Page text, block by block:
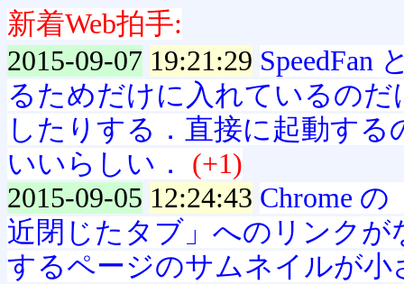
新着Web拍手:
2015-09-07 19:21:29 SpeedFan
るためだけに入れているの
したりする．直接に起動する
いいらしい．
(+1)
2015-09-05 12:24:43 Chrome
近閉じたタブ」へのリンク
するページのサムネイルが